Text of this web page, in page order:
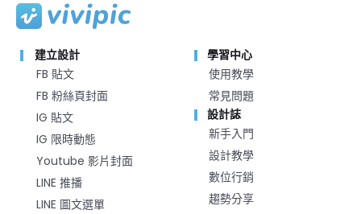
建立設計
FB 貼文
FB 粉絲頁封面
IG 貼文
IG 限時動態
Youtube 影片封面
LINE 推播
LINE 圖文選單
學習中心
使用教學
常見問題
設計誌
新手入門
設計教學
數位行銷
趨勢分享